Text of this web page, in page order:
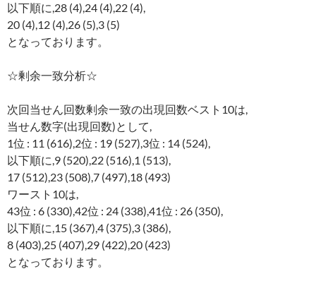
以下順に,28 (4),24 (4),22 (4),
20 (4),12 (4),26 (5),3 (5)
となっております。
☆剰余一致分析☆
次回当せん回数剰余一致の出現回数ベスト10は,
当せん数字(出現回数)として,
1位 : 11 (616),2位 : 19 (527),3位 : 14 (524),
以下順に,9 (520),22 (516),1 (513),
17 (512),23 (508),7 (497),18 (493)
ワースト10は,
43位 : 6 (330),42位 : 24 (338),41位 : 26 (350),
以下順に,15 (367),4 (375),3 (386),
8 (403),25 (407),29 (422),20 (423)
となっております。